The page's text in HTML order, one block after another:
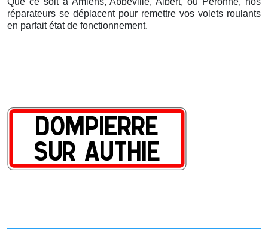
réparateurs se déplacent pour remettre vos volets roulants
en parfait état de fonctionnement.